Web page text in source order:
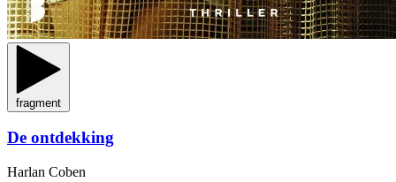
fragment
De ontdekking
Harlan Coben